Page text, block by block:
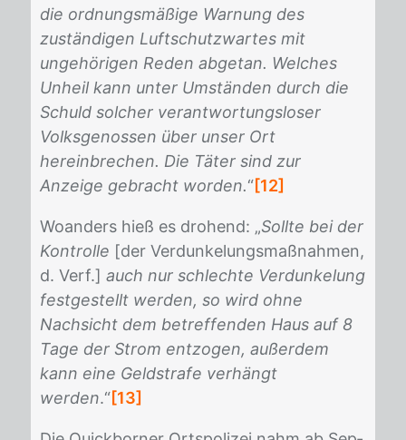
die ordnungsmäßige Warnung des
zuständigen Luftschutzwartes mit
ungehörigen Reden abgetan. Welches
Unheil kann unter Umständen durch die
Schuld solcher verantwortungsloser
Volksgenossen über unser Ort
hereinbrechen. Die Täter sind zur
Anzeige gebracht worden.“[12]
Wo­an­ders hieß es dro­hend: „Sollte bei der
Kontrolle [der Ver­dun­ke­lungs­maß­nah­men,
d. Verf.] auch nur schlechte Verdunkelung
festgestellt werden, so wird ohne
Nachsicht dem betreffenden Haus auf 8
Tage der Strom entzogen, außerdem
kann eine Geldstrafe verhängt
werden.“[13]